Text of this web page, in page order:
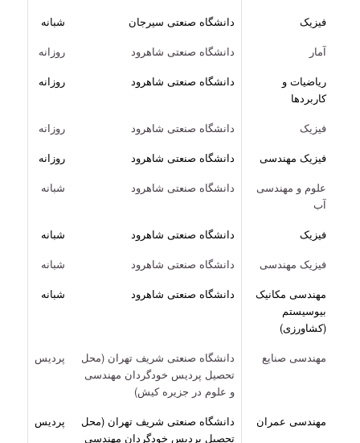
فیزیک
دانشگاه صنعتی سیرجان
شبانه
آمار
دانشگاه صنعتی شاهرود
روزانه
ریاضیات و
کاربردها
دانشگاه صنعتی شاهرود روزانه
فیزیک دانشگاه صنعتی شاهرود
روزانه
فیزیک مهندسی
دانشگاه صنعتی شاهرود
روزانه
علوم و مهندسی
آب
دانشگاه صنعتی شاهرود شبانه
فیزیک دانشگاه صنعتی شاهرود
شبانه
فیزیک مهندسی
دانشگاه صنعتی شاهرود
شبانه
مهندسی مکانیک
بیوسیستم
(کشاورزی)
دانشگاه صنعتی شاهرود شبانه
مهندسی صنایع
دانشگاه صنعتی شریف تهران (محل
تحصیل پردیس خودگردان مهندسی
و علوم در جزیره کیش)
پردیس
مهندسی عمران
دانشگاه صنعتی شریف تهران (محل
تحصیل پردیس خودگردان مهندسی
پردیس